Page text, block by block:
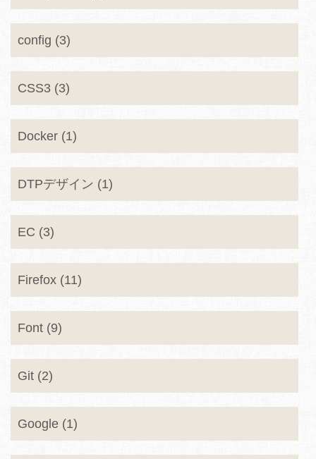
config (3)
CSS3 (3)
Docker (1)
DTPデザイン (1)
EC (3)
Firefox (11)
Font (9)
Git (2)
Google (1)